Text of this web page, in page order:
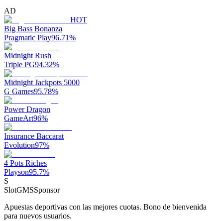
AD
HOT
Big Bass Bonanza
Pragmatic Play96.71%
Midnight Rush
Triple PG94.32%
Midnight Jackpots 5000
G Games95.78%
Power Dragon
GameArt96%
Insurance Baccarat
Evolution97%
4 Pots Riches
Playson95.7%
S
SlotGMSSponsor
Apuestas deportivas con las mejores cuotas. Bono de bienvenida
para nuevos usuarios.